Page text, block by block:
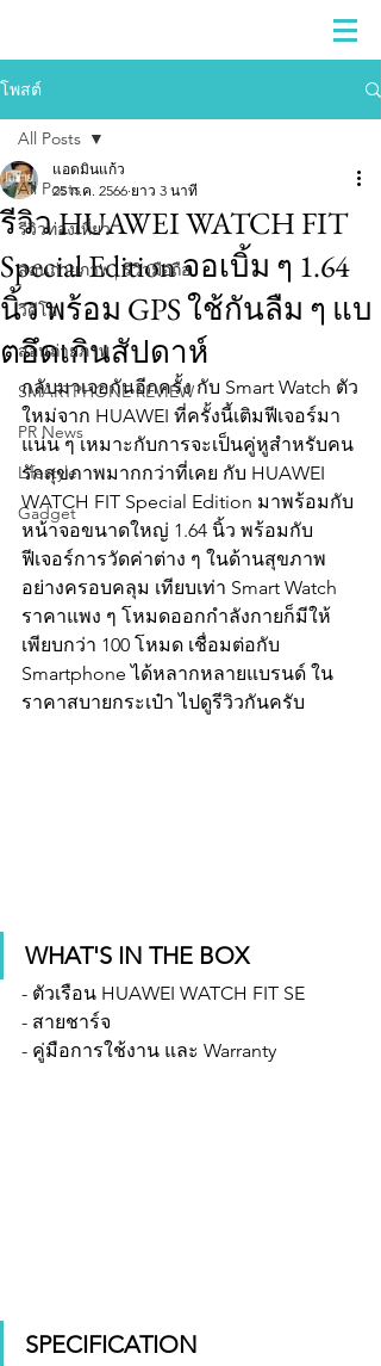
โพสต์
All Posts
รีวิวท่องเที่ยว
สอนถ่ายภาพ | รีวิวมือถือ
วีดีโอ
สอนถ่ายภาพ
SMARTPHONE REVIEW
PR News
Lifestyle
Gadget
All Posts
รีวิว HUAWEI WATCH FIT
Special Edition จอเบิ้ม ๆ 1.64
นิ้ว พร้อม GPS ใช้กันลืม ๆ แบ
ตอึดเกินสัปดาห์
แอดมินแก้ว
25 ก.ค. 2566 ยาว 3 นาที
กลับมาเจอกันอีกครั้ง กับ Smart Watch ตัว
ใหม่จาก HUAWEI ที่ครั้งนี้เติมฟีเจอร์มา
แน่น ๆ เหมาะกับการจะเป็นคู่หูสำหรับคน
รักสุขภาพมากกว่าที่เคย กับ HUAWEI
WATCH FIT Special Edition มาพร้อมกับ
หน้าจอขนาดใหญ่ 1.64 นิ้ว พร้อมกับ
ฟีเจอร์การวัดค่าต่าง ๆ ในด้านสุขภาพ
อย่างครอบคลุม เทียบเท่า Smart Watch
ราคาแพง ๆ โหมดออกกำลังกายก็มีให้
เพียบกว่า 100 โหมด เชื่อมต่อกับ
Smartphone ได้หลากหลายแบรนด์ ใน
ราคาสบายกระเป๋า ไปดูรีวิวกันครับ
WHAT'S IN THE BOX
- ตัวเรือน HUAWEI WATCH FIT SE
- สายชาร์จ
- คู่มือการใช้งาน และ Warranty
SPECIFICATION